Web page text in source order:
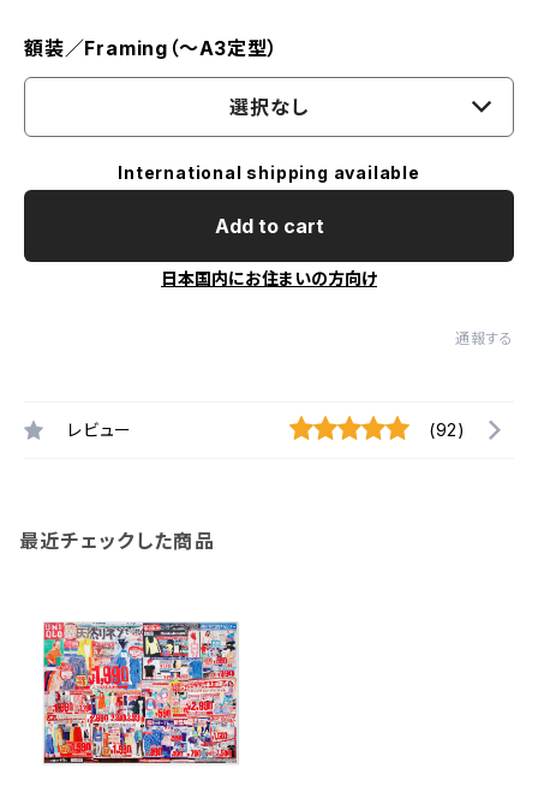
額装／Framing（〜A3定型）
選択なし
International shipping available
Add to cart
日本国内にお住まいの方向け
通報する
レビュー (92)
最近チェックした商品